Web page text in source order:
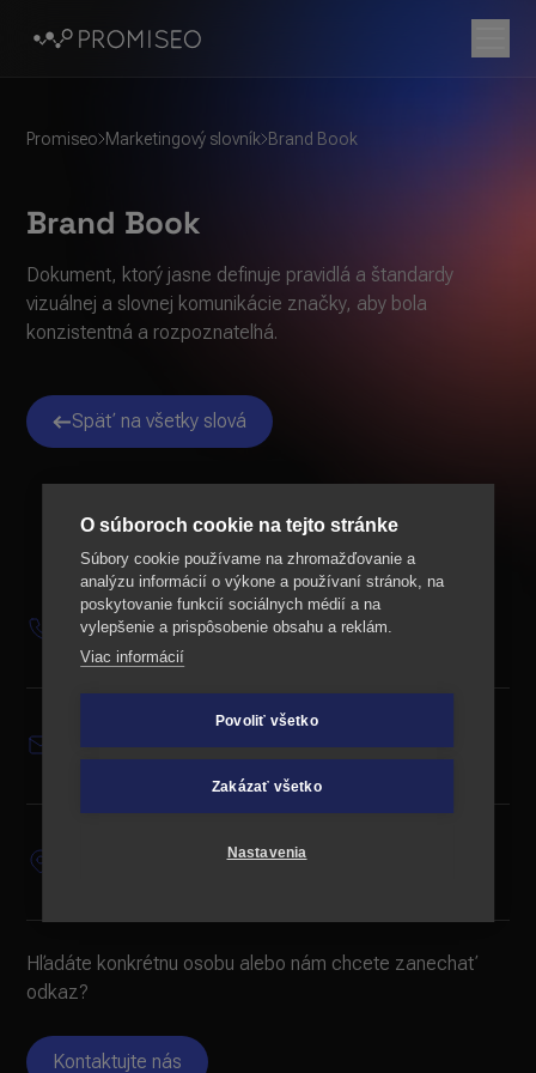
Promiseo Marketingový slovník Brand Book
Brand Book
Dokument, ktorý jasne definuje pravidlá a štandardy
vizuálnej a slovnej komunikácie značky, aby bola
konzistentná a rozpoznateľná.
Späť na všetky slová
+421 901 702 009
info@promiseo.com
Jesenského 25, Košice
Hľadáte konkrétnu osobu alebo nám chcete zanechať
odkaz?
Kontaktujte nás
O súboroch cookie na tejto stránke
Súbory cookie používame na zhromažďovanie a
analýzu informácií o výkone a používaní stránok, na
poskytovanie funkcií sociálnych médií a na
vylepšenie a prispôsobenie obsahu a reklám.
Viac informácií
Povoliť všetko
Zakázať všetko
Nastavenia